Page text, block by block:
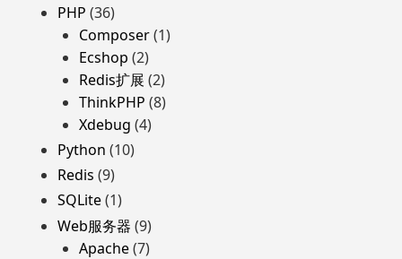
PHP (36)
Composer(1)
Ecshop (2)
Redis扩展 (2)
ThinkPHP (8)
Xdebug (4)
Python (10)
Redis (9)
SQLite(1)
Web服务器 (9)
Apache(7)